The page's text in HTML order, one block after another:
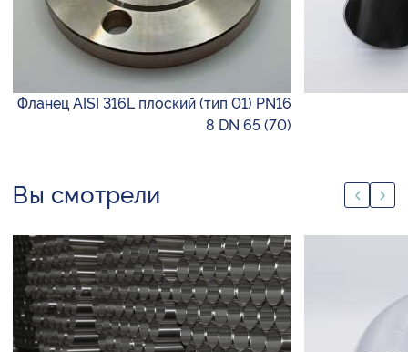
Фланец AISI 316L плоский (тип 01) PN16
8 DN 65 (70)
Вы смотрели